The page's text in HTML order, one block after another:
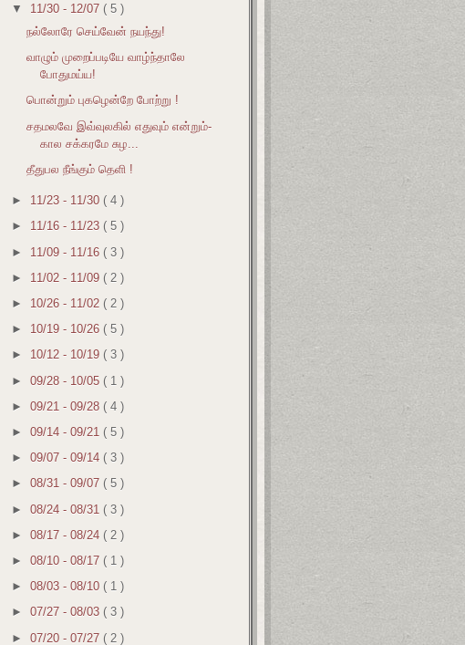
▼ 11/30 - 12/07 ( 5 )
நல்லோரே செய்வேன் நயந்து!
வாழும் முறைப்படியே வாழ்ந்தாலே
போதுமய்ய!
பொன்றும் புகழென்றே போற்று !
சதமலவே இவ்வுலகில் எதுவும் என்றும்-
கால சக்கரமே சுழ...
தீதுபல நீங்கும் தெளி !
► 11/23 - 11/30 ( 4 )
► 11/16 - 11/23 ( 5 )
► 11/09 - 11/16 ( 3 )
► 11/02 - 11/09 ( 2 )
► 10/26 - 11/02 ( 2 )
► 10/19 - 10/26 ( 5 )
► 10/12 - 10/19 ( 3 )
►09/28 - 10/05 ( 1 )
►09/21 - 09/28 ( 4 )
►09/14 - 09/21 ( 5 )
►09/07 - 09/14 ( 3 )
►08/31 - 09/07 ( 5 )
►08/24 - 08/31 ( 3 )
►08/17 - 08/24 ( 2 )
►08/10 - 08/17 ( 1 )
►08/03 - 08/10 ( 1 )
►07/27 - 08/03 ( 3 )
►07/20 - 07/27 ( 2 )